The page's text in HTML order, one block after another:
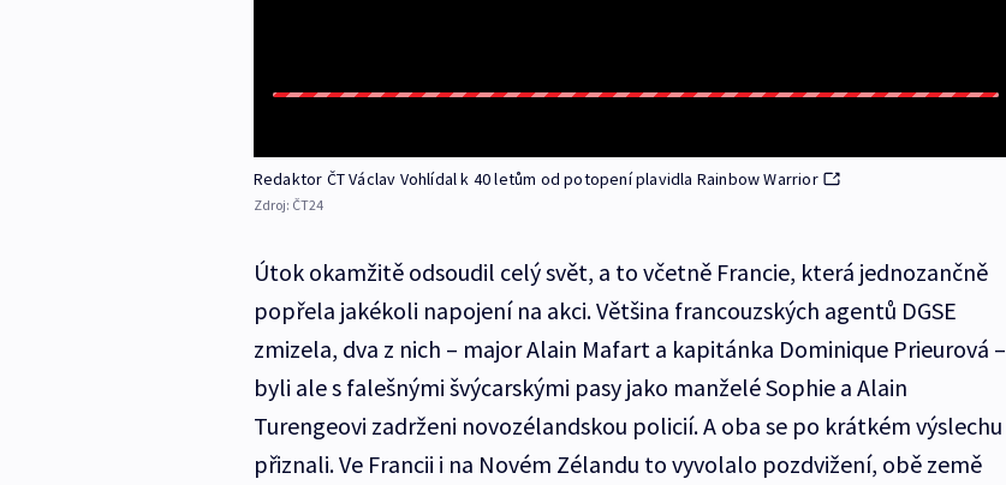
Redaktor ČT Václav Vohlídal k 40 letům od potopení plavidla Rainbow Warrior
Zdroj: ČT24
Útok okamžitě odsoudil celý svět, a to včetně Francie, která jednozančně
popřela jakékoli napojení na akci. Většina francouzských agentů DGSE
zmizela, dva z nich – major Alain Mafart a kapitánka Dominique Prieurová –
byli ale s falešnými švýcarskými pasy jako manželé Sophie a Alain
Turengeovi zadrženi novozélandskou policií. A oba se po krátkém výslechu
přiznali. Ve Francii i na Novém Zélandu to vyvolalo pozdvižení, obě země